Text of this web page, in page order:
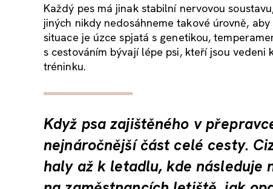
Každý pes má jinak stabilní nervovou
jiných nikdy nedosáhneme takové úrovně,
situace je úzce spjatá s genetikou,
s cestováním bývají lépe psi, kteří jsou
tréninku.
Když psa zajištěného v
nejnáročnější část celé cesty.
haly až k letadlu, kde následuje